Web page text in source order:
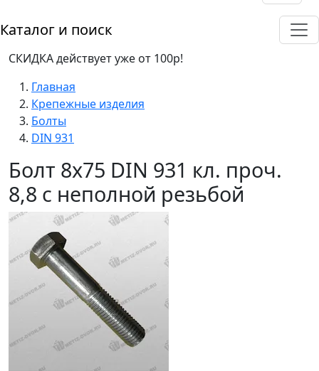
Каталог и поиск
СКИДКА действует уже от 100р!
Главная
Крепежные изделия
Болты
DIN 931
Болт 8х75 DIN 931 кл. проч.
8,8 с неполной резьбой